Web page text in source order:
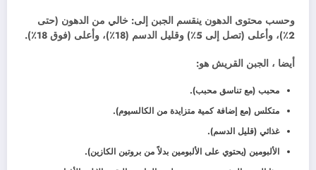
وحسب محتوى الدهون ينقسم الجبن إلى: خالي من الدهون (حتى
2٪)، وأعلى (تصل إلى 5٪) وقليل الدسم (18٪)، وأعلى (فوق 18٪).
أيضا ، الجبن القريش هو:
محبب (مع تناسق محبب).
متكلس (مع إضافة كمية متزايدة من الكالسيوم).
غذائي (قليل الدسم).
الألبومين (يحتوي على الألبومين بدلاً من بروتين الكازين).